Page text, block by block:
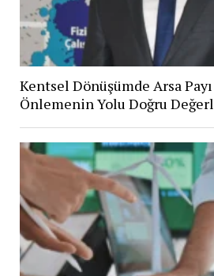
Kentsel Dönüşümde Arsa
Önlemenin Yolu Doğru